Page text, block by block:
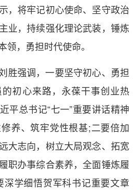
，将牢记初心使命、坚守政治
业，持续强化理论武装，锤炼
领，勇担时代使命。
胜强调，一要坚守初心、勇担
初心来路，永葆干事创业热
平总书记“七一”重要讲话精神
养、筑牢党性根基;二要倍加
大志向，树立大局观念、拓宽
职办事综合素养，全面锤炼履
学细悟贺军科书记重要文章